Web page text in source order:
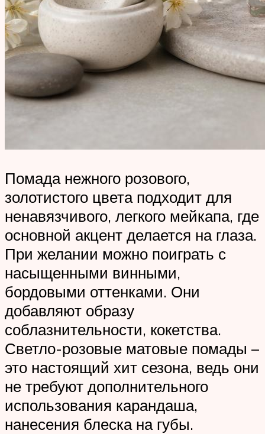
Помада нежного розового,
золотистого цвета подходит для
ненавязчивого, легкого мейкапа, где
основной акцент делается на глаза.
При желании можно поиграть с
насыщенными винными,
бордовыми оттенками. Они
добавляют образу
соблазнительности, кокетства.
Светло-розовые матовые помады –
это настоящий хит сезона, ведь они
не требуют дополнительного
использования карандаша,
нанесения блеска на губы.